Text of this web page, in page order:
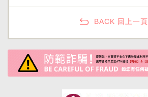
BACK 回上一頁